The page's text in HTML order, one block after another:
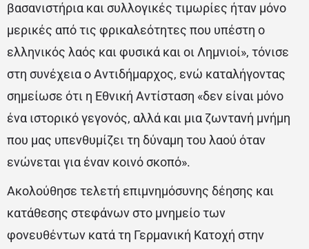
βασανιστήρια και συλλογικές τιμωρίες ήταν μόνο
μερικές από τις φρικαλεότητες που υπέστη ο
ελληνικός λαός και φυσικά και οι Λημνιοί», τόνισε
στη συνέχεια ο Αντιδήμαρχος, ενώ καταλήγοντας
σημείωσε ότι η Εθνική Αντίσταση «δεν είναι μόνο
ένα ιστορικό γεγονός, αλλά και μια ζωντανή μνήμη
που μας υπενθυμίζει τη δύναμη του λαού όταν
ενώνεται για έναν κοινό σκοπό».
Ακολούθησε τελετή επιμνημόσυνης δέησης και
κατάθεσης στεφάνων στο μνημείο των
φονευθέντων κατά τη Γερμανική Κατοχή στην